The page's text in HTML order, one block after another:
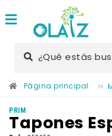
¿Qué estás
Página principal
PRIM
Tapones